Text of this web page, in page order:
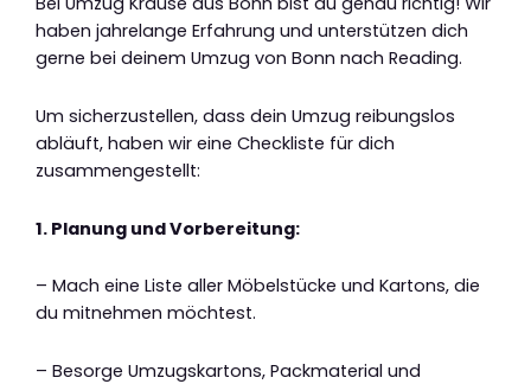
haben jahrelange Erfahrung und unterstützen dich
gerne bei deinem Umzug von Bonn nach Reading.
Um sicherzustellen, dass dein Umzug reibungslos
abläuft, haben wir eine Checkliste für dich
zusammengestellt:
1. Planung und Vorbereitung:
– Mach eine Liste aller Möbelstücke und Kartons, die
du mitnehmen möchtest.
– Besorge Umzugskartons, Packmaterial und